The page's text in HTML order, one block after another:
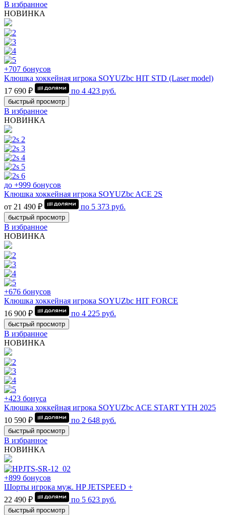
В избранное
НОВИНКА
+707 бонусов
Клюшка хоккейная игрока SOYUZbc HIT STD (Laser model)
17 690 ₽
по 4 423 руб.
быстрый просмотр
В избранное
НОВИНКА
до +999 бонусов
Клюшка хоккейная игрока SOYUZbc ACE 2S
от 21 490 ₽
по 5 373 руб.
быстрый просмотр
В избранное
НОВИНКА
+676 бонусов
Клюшка хоккейная игрока SOYUZbc HIT FORCE
16 900 ₽
по 4 225 руб.
быстрый просмотр
В избранное
НОВИНКА
+423 бонуса
Клюшка хоккейная игрока SOYUZbc ACE START YTH 2025
10 590 ₽
по 2 648 руб.
быстрый просмотр
В избранное
НОВИНКА
+899 бонусов
Шорты игрока муж. HP JETSPEED +
22 490 ₽
по 5 623 руб.
быстрый просмотр